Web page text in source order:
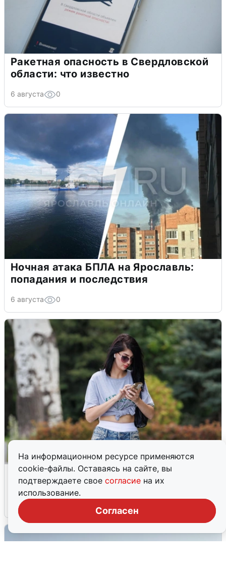
На информационном ресурсе применяются
cookie-файлы. Оставаясь на сайте, вы
подтверждаете свое согласие на их
использование.
Согласен
Ракетная опасность в Свердловской
области: что известно
6 августа 0
Ночная атака БПЛА на Ярославль:
попадания и последствия
6 августа 0
Волгоградцы остались без
мобильного интернета
6 августа